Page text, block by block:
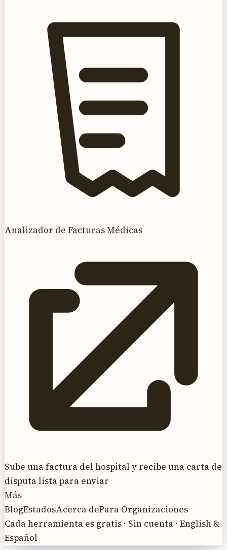
Analizador de Facturas Médicas
Sube una factura del hospital y recibe una carta de
disputa lista para enviar
Más
BlogEstadosAcerca dePara Organizaciones
Cada herramienta es gratis · Sin cuenta · English &
Español